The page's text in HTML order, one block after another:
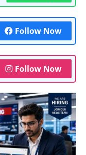
Follow Now
Follow Now